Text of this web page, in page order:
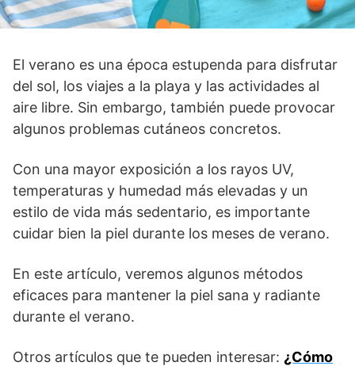
El verano es una época estupenda para disfrutar
del sol, los viajes a la playa y las actividades al
aire libre. Sin embargo, también puede provocar
algunos problemas cutáneos concretos.
Con una mayor exposición a los rayos UV,
temperaturas y humedad más elevadas y un
estilo de vida más sedentario, es importante
cuidar bien la piel durante los meses de verano.
En este artículo, veremos algunos métodos
eficaces para mantener la piel sana y radiante
durante el verano.
Otros artículos que te pueden interesar: ¿Cómo